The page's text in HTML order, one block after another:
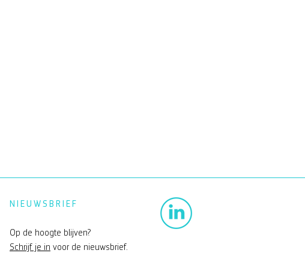
NIEUWSBRIEF
Op de hoogte blijven?
Schrijf je in voor de nieuwsbrief.